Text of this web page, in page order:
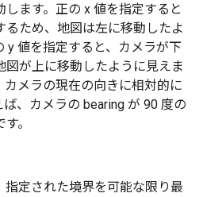
します。正の x 値を指定すると
るため、地図は左に移動したよ
y 値を指定すると、カメラが下
図が上に移動したように見えま
カメラの現在の向きに相対的に
、カメラの bearing が 90 度の
。
指定された境界を可能な限り最